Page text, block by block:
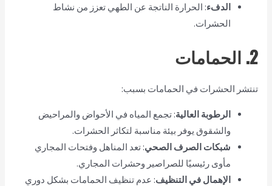
الدفء: الحرارة الناتجة عن الطهي تعزز من نشاط
الحشرات.
2. الحمامات
تنتشر الحشرات في الحمامات بسبب:
الرطوبة العالية: تجمع المياه في الأحواض والمراحيض
والشقوق يوفر بيئة مناسبة لتكاثر الحشرات.
شبكات الصرف الصحي: تعد المناهل وفتحات المجاري
مأوى رئيسيًا للصراصير وحشرات المجاري.
الإهمال في التنظيف: عدم تنظيف الحمامات بشكل دوري